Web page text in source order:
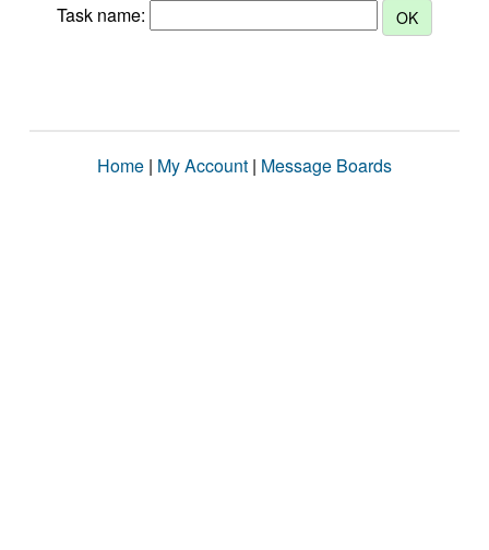
Task name:
Home | My Account | Message Boards